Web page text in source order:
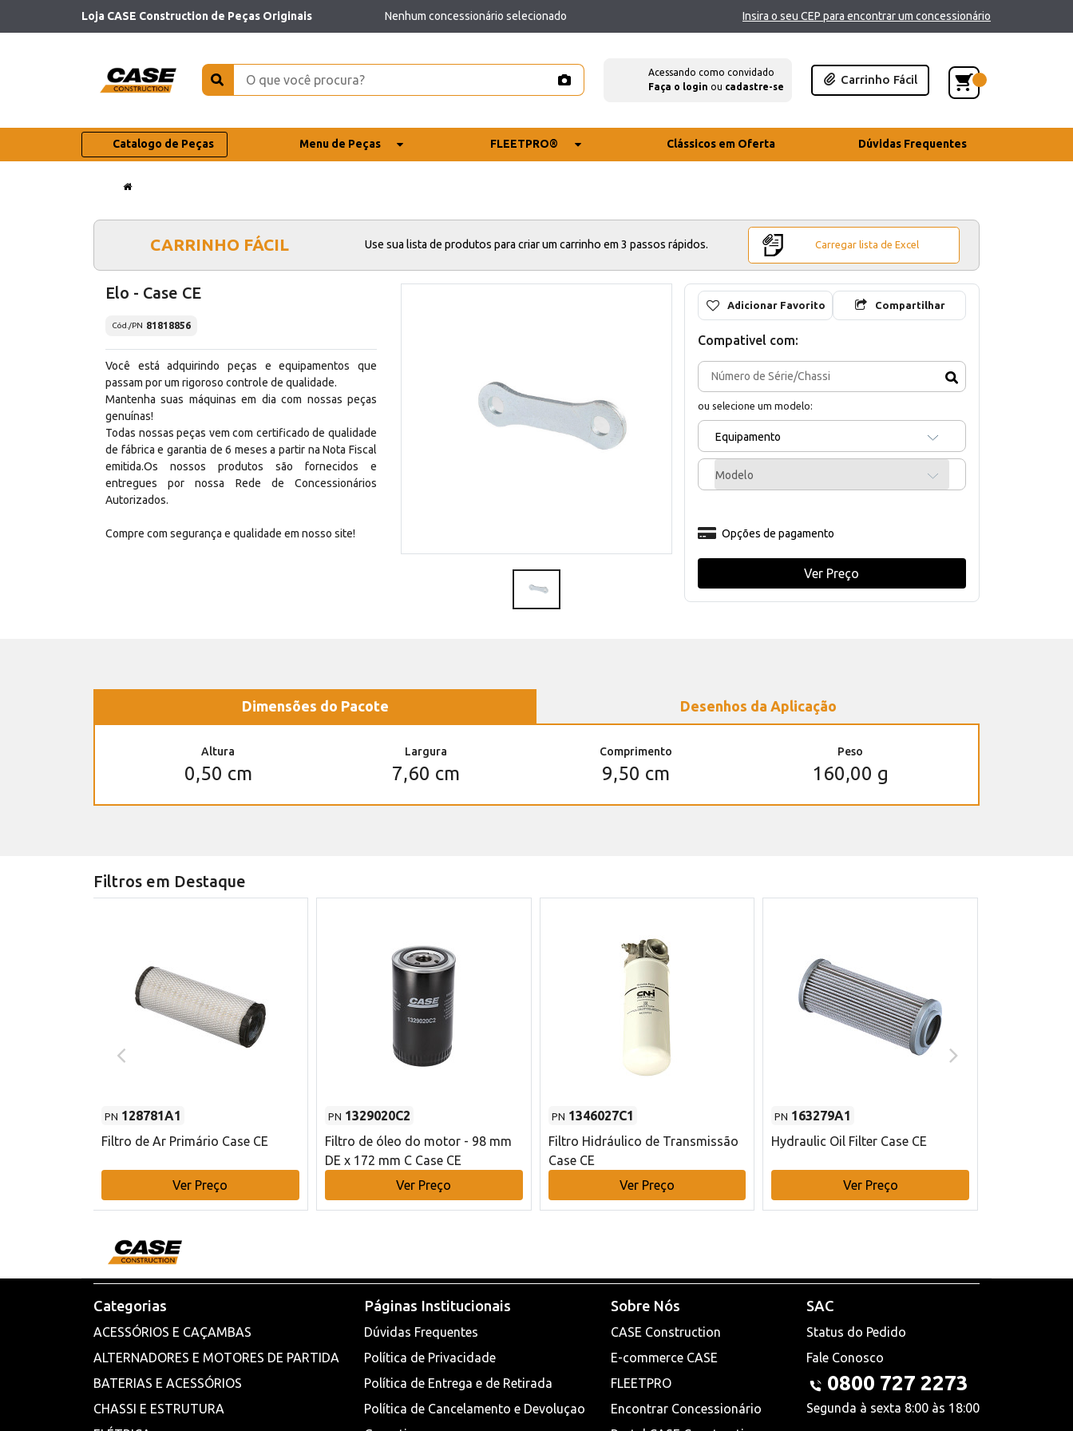
Loja CASE Construction de Peças Originais Nenhum concessionário selecionado Insira o seu CEP para encontrar um concessionário
Acessando como convidado
Faça o login ou cadastre-se
Carrinho Fácil
Catalogo de Peças Menu de Peças FLEETPRO® Clássicos em Oferta Dúvidas Frequentes
CARRINHO FÁCIL Use sua lista de produtos para criar um carrinho em 3 passos rápidos. Carregar lista de Excel
Elo - Case CE
Cód./PN 81818856
Você está adquirindo peças e equipamentos que
passam por um rigoroso controle de qualidade.
Mantenha suas máquinas em dia com nossas peças
genuínas!
Todas nossas peças vem com certificado de qualidade
de fábrica e garantia de 6 meses a partir na Nota Fiscal
emitida.Os nossos produtos são fornecidos e
entregues por nossa Rede de Concessionários
Autorizados.
Compre com segurança e qualidade em nosso site!
Adicionar Favorito Compartilhar
Compativel com:
ou selecione um modelo:
Equipamento
Modelo
Opções de pagamento
Ver Preço
Dimensões do Pacote Desenhos da Aplicação
Altura
0,50 cm
Largura
7,60 cm
Comprimento
9,50 cm
Peso
160,00 g
Filtros em Destaque
PN 128781A1
Filtro de Ar Primário Case CE
Ver Preço
PN 1329020C2
Filtro de óleo do motor - 98 mm
DE x 172 mm C Case CE
Ver Preço
PN 1346027C1
Filtro Hidráulico de Transmissão
Case CE
Ver Preço
PN 163279A1
Hydraulic Oil Filter Case CE
Ver Preço
Categorias
ACESSÓRIOS E CAÇAMBAS
ALTERNADORES E MOTORES DE PARTIDA
BATERIAS E ACESSÓRIOS
CHASSI E ESTRUTURA
Páginas Institucionais
Dúvidas Frequentes
Política de Privacidade
Política de Entrega e de Retirada
Política de Cancelamento e Devoluçao
Sobre Nós
CASE Construction
E-commerce CASE
FLEETPRO
Encontrar Concessionário
SAC
Status do Pedido
Fale Conosco
0800 727 2273
Segunda à sexta 8:00 às 18:00